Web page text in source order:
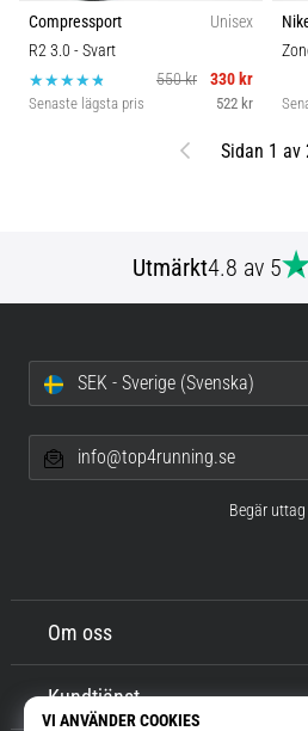
Compressport
Unisex
R2 3.0 - Svart
550 kr
330 kr
Senaste lägsta pris 522 kr
Föregående
Sidan 1 av
Utmärkt4.8 av 5
Om oss
Kundtjänst
SEK - Sverige (Svenska)
info@top4running.se
Begär uttag